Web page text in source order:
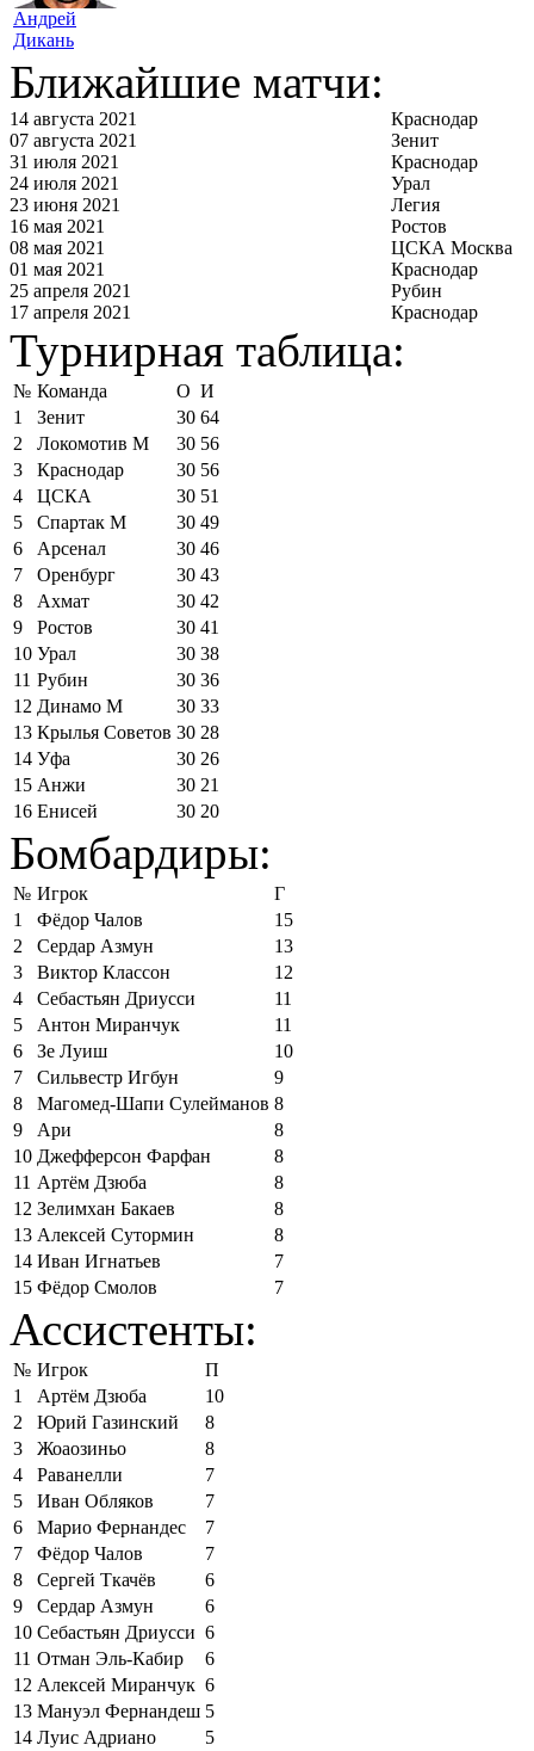
Андрей
Дикань
Ближайшие матчи:
14 августа 2021
Краснодар
07 августа 2021
Зенит
31 июля 2021
Краснодар
24 июля 2021
Урал
23 июня 2021
Легия
16 мая 2021
Ростов
08 мая 2021
ЦСКА Москва
01 мая 2021
Краснодар
25 апреля 2021
Рубин
17 апреля 2021
Краснодар
Турнирная таблица:
№ Команда О И
1
Зенит 30 64
2
Локомотив М 30 56
3
Краснодар 30 56
4
ЦСКА 30 51
5
Спартак М 30 49
6
Арсенал 30 46
7
Оренбург 30 43
8
Ахмат 30 42
9
Ростов 30 41
10 Урал 30 38
11 Рубин 30 36
12 Динамо М 30 33
13 Крылья Советов 30 28
14 Уфа 30 26
15 Анжи 30 21
16 Енисей 30 20
Бомбардиры:
№ Игрок
Г
1
Фёдор Чалов
15
2
Сердар Азмун
13
3
Виктор Классон
12
4
Себастьян Дриусси
11
5
Антон Миранчук
11
6
Зе Луиш
10
7
Сильвестр Игбун
9
8
Магомед-Шапи Сулейманов 8
9
Ари
8
10 Джефферсон Фарфан
8
11 Артём Дзюба
8
12 Зелимхан Бакаев
8
13 Алексей Сутормин
8
14 Иван Игнатьев
7
15 Фёдор Смолов 7
Ассистенты:
№ Игрок
П
1
Артём Дзюба
10
2
Юрий Газинский
8
3
Жоаозиньо
8
4
Раванелли
7
5
Иван Обляков
7
6
Марио Фернандес
7
7
Фёдор Чалов
7
8
Сергей Ткачёв
6
9
Сердар Азмун
6
10 Себастьян Дриусси 6
11 Отман Эль-Кабир
6
12 Алексей Миранчук 6
13 Мануэл Фернандеш 5
14 Луис Адриано
5